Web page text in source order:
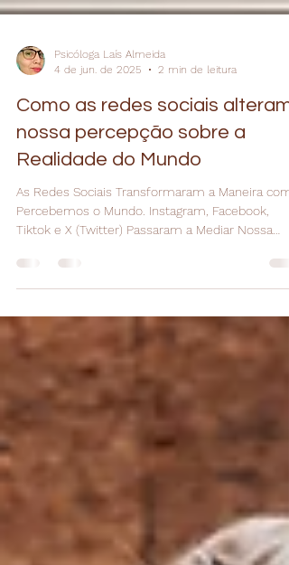
Psicóloga Laís Almeida
Como as redes sociais alteram
nossa percepção sobre a
Realidade do Mundo
As Redes Sociais Transformaram a Maneira
Percebemos o Mundo. Instagram, Facebook,
Relação Com a Realidade. PsiPop!